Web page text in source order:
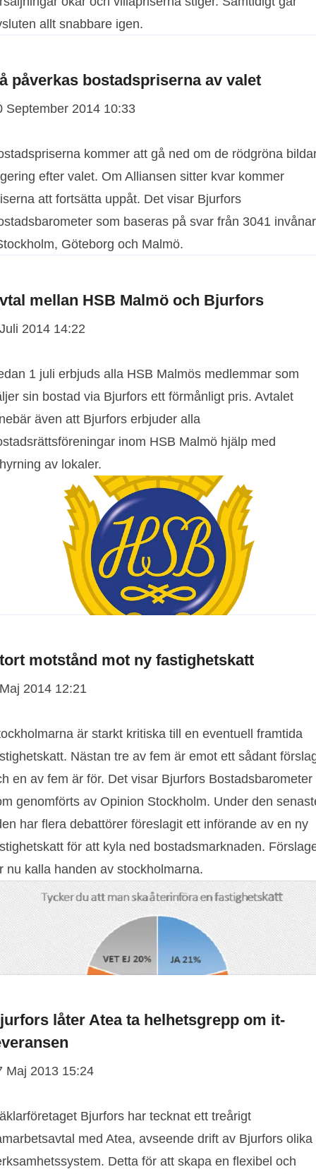
allt snabbare igen.
påverkas bostadspriserna av valet
September 2014 10:33
kommer att gå ned om de rödgröna
efter valet. Om Alliansen sitter kvar kommer
att fortsätta uppåt. Det visar Bjurfors
som baseras på svar från 3041
Göteborg och Malmö.
mellan HSB Malmö och Bjurfors
2014 14:22
1 juli erbjuds alla HSB Malmös medlemmar som
sin bostad via Bjurfors ett förmånligt pris. Avtalet
även att Bjurfors erbjuder alla
inom HSB Malmö hjälp med
av lokaler.
motstånd mot ny fastighetskatt
2014 12:21
är starkt kritiska till en eventuell framtida
Nästan tre av fem är emot ett sådant
en av fem är för. Det visar Bjurfors Bostadsbarometer
genomförts av Opinion Stockholm. Under den
har flera debattörer föreslagit ett införande av en ny
för att kyla ned bostadsmarknaden.
nu kalla handen av stockholmarna.
låter Atea ta helhetsgrepp om it-
Maj 2013 15:24
Bjurfors har tecknat ett treårigt
med Atea, avseende drift av Bjurfors olika
Detta för att skapa en flexibel och